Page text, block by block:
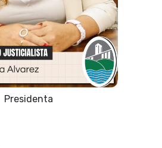
Presidenta